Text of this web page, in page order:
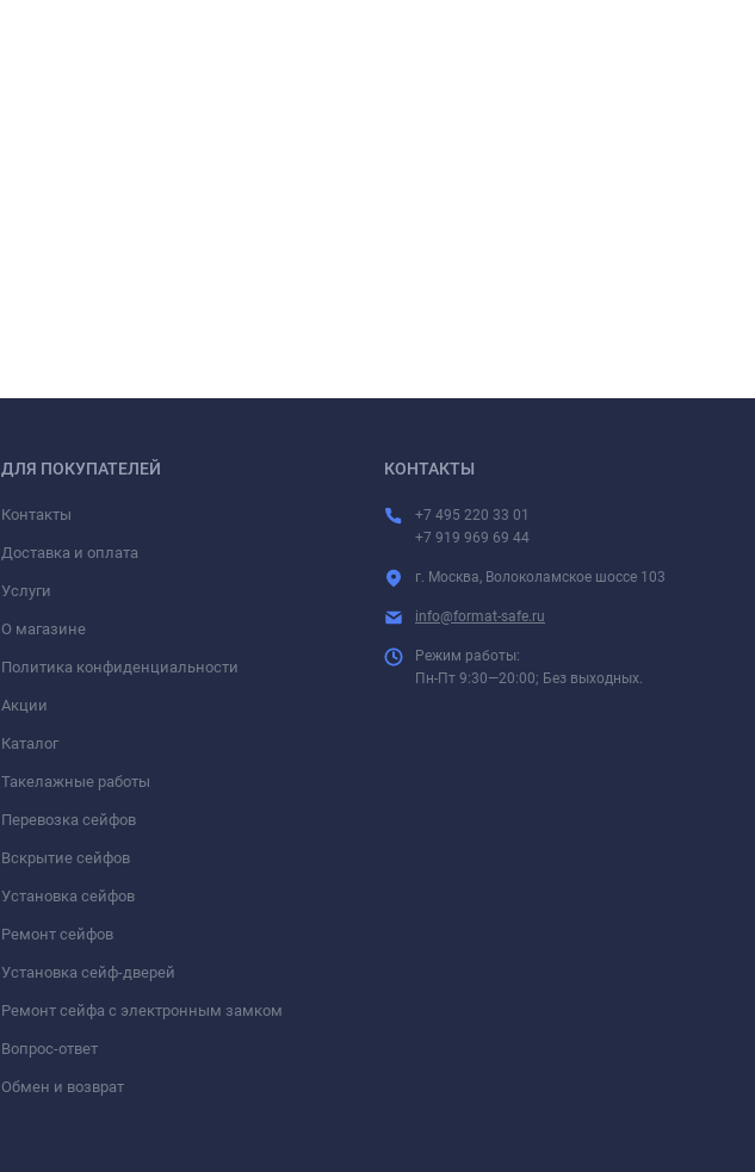
ДЛЯ ПОКУПАТЕЛЕЙ
Контакты
Доставка и оплата
Услуги
О магазине
Политика конфиденциальности
Акции
Каталог
Такелажные работы
Перевозка сейфов
Вскрытие сейфов
Установка сейфов
Ремонт сейфов
Установка сейф-дверей
Ремонт сейфа с электронным замком
Вопрос-ответ
Обмен и возврат
КОНТАКТЫ
+7 495 220 33 01
+7 919 969 69 44
г. Москва, Волоколамское шоссе 103
info@format-safe.ru
Режим работы:
Пн-Пт 9:30—20:00; Без выходных.